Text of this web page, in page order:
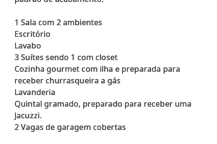
1 Sala com 2 ambientes
Escritório
Lavabo
3 Suítes sendo 1 com closet
Cozinha gourmet com ilha e preparada para
receber churrasqueira a gás
Lavanderia
Quintal gramado, preparado para receber uma
Jacuzzi.
2 Vagas de garagem cobertas